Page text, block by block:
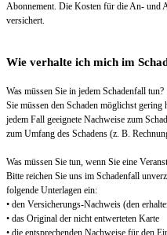
Abonnement. Die Kosten für die An- und
versichert.
Wie verhalte ich mich im
Was müssen Sie in jedem Schadenfall tun?
Sie müssen den Schaden möglichst
jedem Fall geeignete Nachweise zum
zum Umfang des Schadens (z. B.
Was müssen Sie tun, wenn Sie eine
Bitte reichen Sie uns im Schadenfall
folgende Unterlagen ein:
• den Versicherungs-Nachweis (den
• das Original der nicht entwerteten Karte
• die entsprechenden Nachweise für den